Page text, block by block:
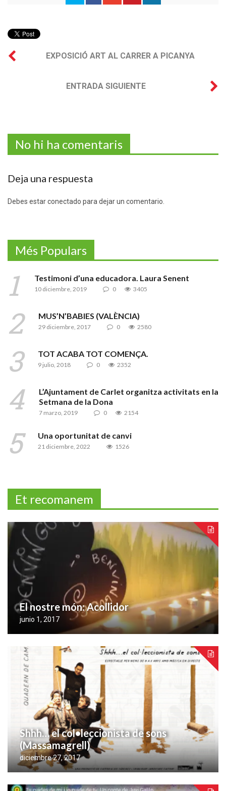
EXPOSICIÓ ART AL CARRER A PICANYA
ENTRADA SIGUIENTE
No hi ha comentaris
Deja una respuesta
Debes estar conectado para dejar un comentario.
Més Populars
Testimoni d’una educadora. Laura Senent
10 diciembre, 2019 0 3405
MUS’N’BABIES (VALÈNCIA)
29 diciembre, 2017 0 2580
TOT ACABA TOT COMENÇA.
9 julio, 2018 0 2352
L’Ajuntament de Carlet organitza activitats en la
Setmana de la Dona
7 marzo, 2019 0 2154
Una oportunitat de canvi
21 diciembre, 2022 1526
Et recomanem
El nostre món: Acollidor
junio 1, 2017
Shhh… el col•leccionista de sons
(Massamagrell)
diciembre 27, 2017